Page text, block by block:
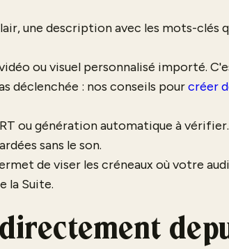
une description avec les mots-clés
ou visuel personnalisé importé.
déclenchée : nos conseils pourcréer
ou génération automatique à vérifier.
sans le son.
de viser les créneaux où votre
la Suite.